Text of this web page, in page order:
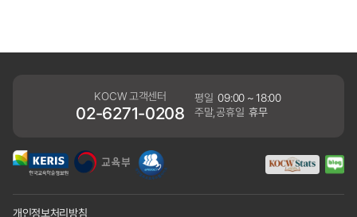
KOCW 고객센터
02-6271-0208
평일 09:00 ~ 18:00
주말,공휴일 휴무
개인정보처리방침